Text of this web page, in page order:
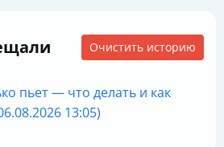
Очистить историю
пьет — что делать и как
13:05)